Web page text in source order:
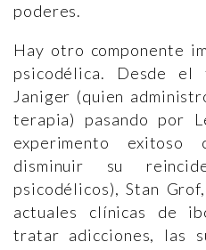
poderes.
Hay otro componente
psicodélica. Desde
Janiger (quien
terapia) pasando por
experimento exitoso
disminuir su
psicodélicos), Stan
actuales clínicas de
tratar adicciones, las